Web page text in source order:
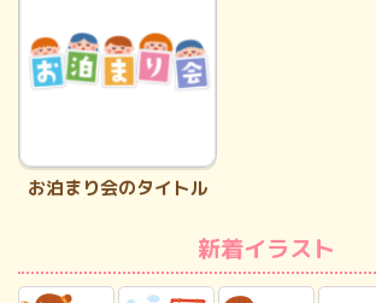
お泊まり会のタイトル
新着イラスト